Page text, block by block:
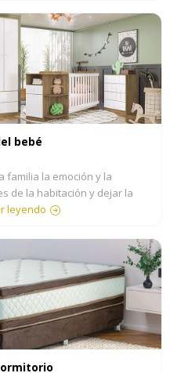
bebé
familia la emoción y la
de la habitación y dejar la
leyendo